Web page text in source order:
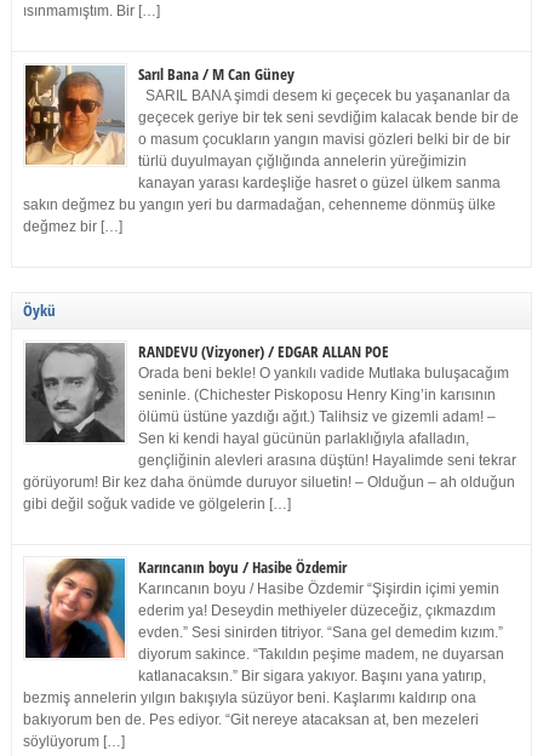
ısınmamıştım. Bir […]
Sarıl Bana / M Can Güney
SARIL BANA şimdi desem ki geçecek bu yaşananlar da
geçecek geriye bir tek seni sevdiğim kalacak bende bir de
o masum çocukların yangın mavisi gözleri belki bir de bir
türlü duyulmayan çığlığında annelerin yüreğimizin
kanayan yarası kardeşliğe hasret o güzel ülkem sanma
sakın değmez bu yangın yeri bu darmadağan, cehenneme dönmüş ülke
değmez bir […]
Öykü
RANDEVU (Vizyoner) / EDGAR ALLAN POE
Orada beni bekle! O yankılı vadide Mutlaka buluşacağım
seninle. (Chichester Piskoposu Henry King’in karısının
ölümü üstüne yazdığı ağıt.) Talihsiz ve gizemli adam! –
Sen ki kendi hayal gücünün parlaklığıyla afalladın,
gençliğinin alevleri arasına düştün! Hayalimde seni tekrar
görüyorum! Bir kez daha önümde duruyor siluetin! – Olduğun – ah olduğun
gibi değil soğuk vadide ve gölgelerin […]
Karıncanın boyu / Hasibe Özdemir
Karıncanın boyu / Hasibe Özdemir “Şişirdin içimi yemin
ederim ya! Deseydin methiyeler düzeceğiz, çıkmazdım
evden.” Sesi sinirden titriyor. “Sana gel demedim kızım.”
diyorum sakince. “Takıldın peşime madem, ne duyarsan
katlanacaksın.” Bir sigara yakıyor. Başını yana yatırıp,
bezmiş annelerin yılgın bakışıyla süzüyor beni. Kaşlarımı kaldırıp ona
bakıyorum ben de. Pes ediyor. “Git nereye atacaksan at, ben mezeleri
söylüyorum […]